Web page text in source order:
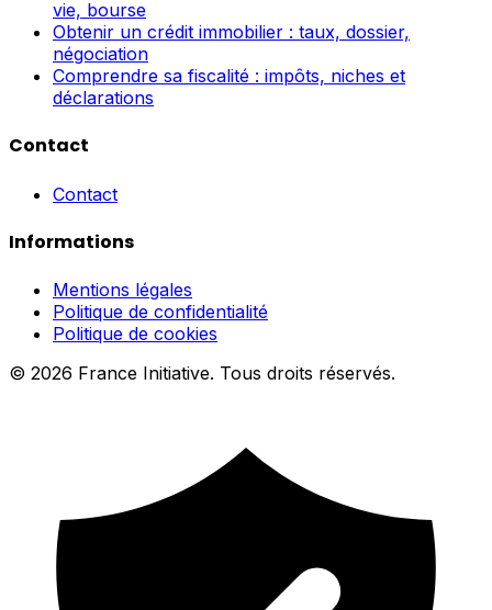
vie, bourse
Obtenir un crédit immobilier : taux, dossier,
négociation
Comprendre sa fiscalité : impôts, niches et
déclarations
Contact
Contact
Informations
Mentions légales
Politique de confidentialité
Politique de cookies
© 2026 France Initiative. Tous droits réservés.